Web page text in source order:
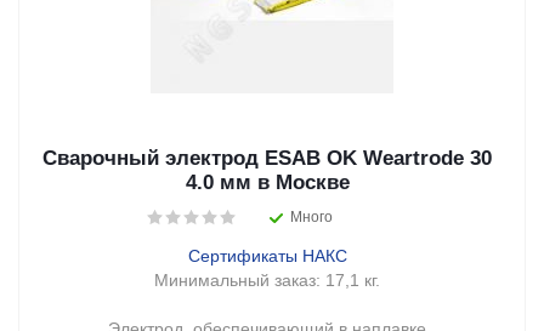
Сварочный электрод ESAB OK Weartrode 30
4.0 мм в Москве
Много
Сертификаты НАКС
Минимальный заказ: 17,1 кг.